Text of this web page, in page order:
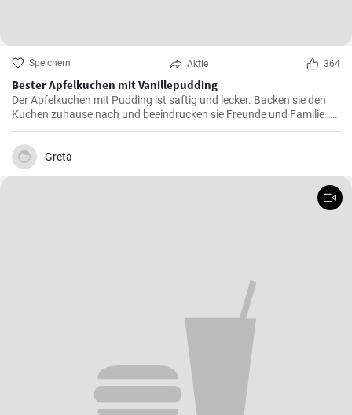
Speichern Aktie 364
Bester Apfelkuchen mit Vanillepudding
Der Apfelkuchen mit Pudding ist saftig und lecker. Backen sie den
Kuchen zuhause nach und beeindrucken sie Freunde und Familie .
Passend zur Herbstzeit in der Apfelernte.
Greta